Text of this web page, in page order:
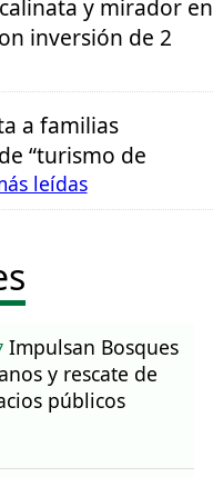
y mirador en
inversión de 2
a familias
“turismo de
leídas
Impulsan Bosques
y rescate de
públicos